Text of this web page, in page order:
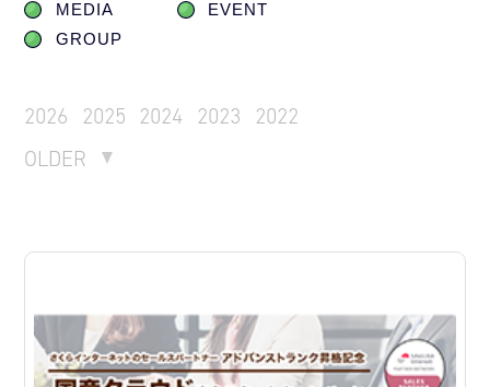
MEDIA
EVENT
GROUP
2026 2025 2024 2023
2022
OLDER